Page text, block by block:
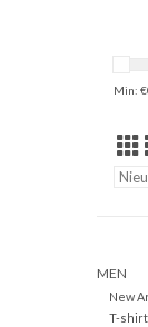
Min: €
MEN
New
T-